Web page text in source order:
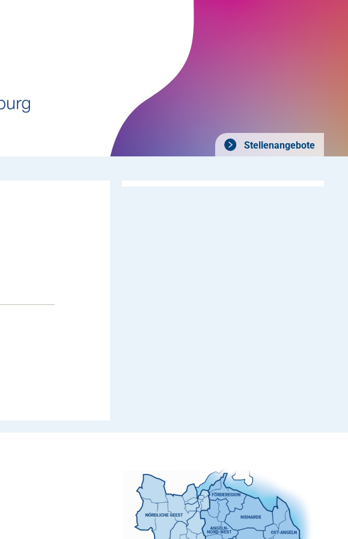
Stellenangebote